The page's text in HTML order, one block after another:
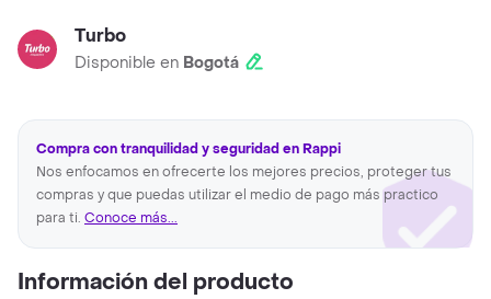
Turbo
Disponible en Bogotá
Compra con tranquilidad y seguridad en Rappi
Nos enfocamos en ofrecerte los mejores precios, proteger tus
compras y que puedas utilizar el medio de pago más practico
para ti. Conoce más...
Información del producto